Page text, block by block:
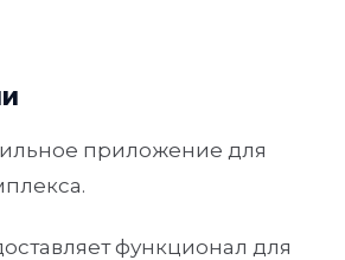
приложение для
функционал для